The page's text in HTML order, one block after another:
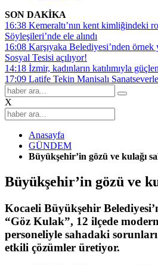
SON DAKİKA
16:38 Kemeraltı’nın kent kimliğindeki
Söyleşileri’nde ele alındı
16:08 Karşıyaka Belediyesi’nden örnek
Sosyal Tesisi açılıyor!
14:18 İzmir, kadınların katılımıyla
17:09 Latife Tekin Manisalı
X
Anasayfa
GÜNDEM
Büyükşehir’in gözü ve kulağı
Büyükşehir’in gözü ve
Kocaeli Büyükşehir
“Göz Kulak”, 12 ilçede
personeliyle sahadaki sorunları
etkili çözümler üretiyor.